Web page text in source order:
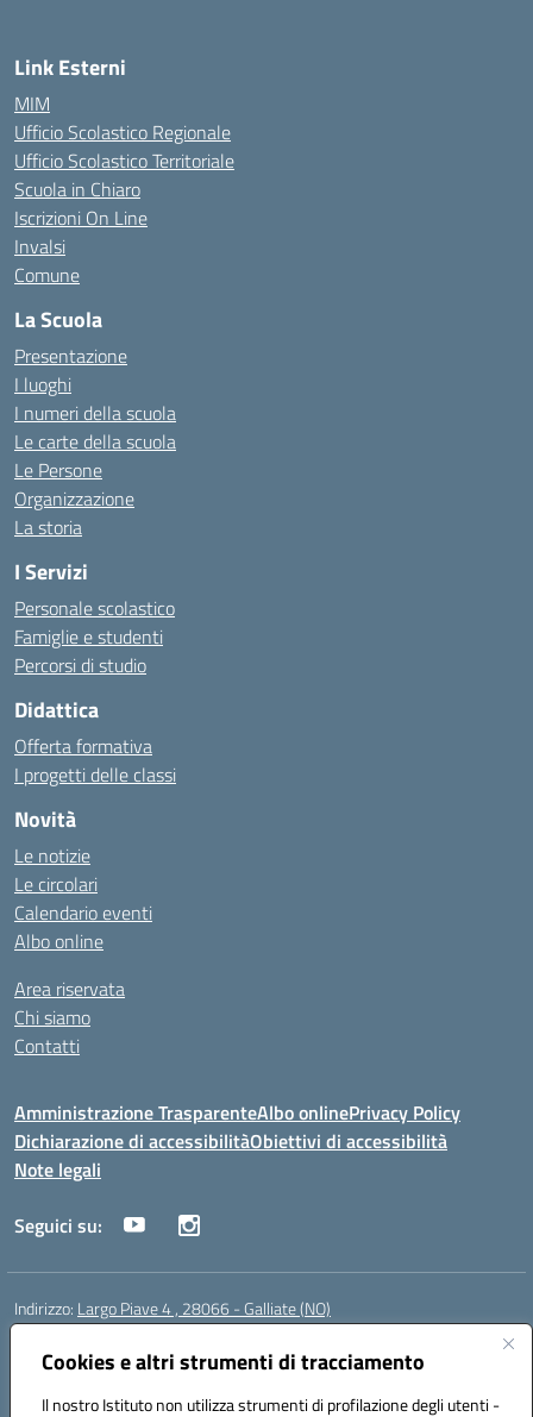
Cookies e altri strumenti di tracciamento
Il nostro Istituto non utilizza strumenti di profilazione degli utenti -
Link Esterni
MIM
Ufficio Scolastico Regionale
Ufficio Scolastico Territoriale
Scuola in Chiaro
Iscrizioni On Line
Invalsi
Comune
La Scuola
Presentazione
I luoghi
I numeri della scuola
Le carte della scuola
Le Persone
Organizzazione
La storia
I Servizi
Personale scolastico
Famiglie e studenti
Percorsi di studio
Didattica
Offerta formativa
I progetti delle classi
Novità
Le notizie
Le circolari
Calendario eventi
Albo online
Area riservata
Chi siamo
Contatti
Amministrazione TrasparenteAlbo onlinePrivacy Policy
Dichiarazione di accessibilitàObiettivi di accessibilità
Note legali
Seguici su:
Indirizzo: Largo Piave 4 , 28066 - Galliate (NO)
Centralino:
Posta elettronica certificata (PEC):noic818005@pec.istruzione.it
Codice fiscale: 80012920031